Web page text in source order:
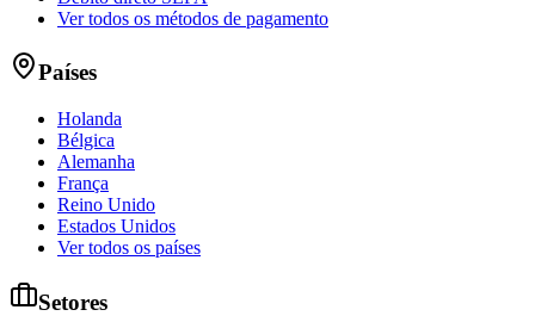
Ver todos os métodos de pagamento
Países
Holanda
Bélgica
Alemanha
França
Reino Unido
Estados Unidos
Ver todos os países
Setores